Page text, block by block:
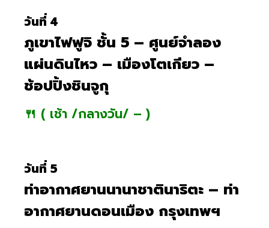
วันที่ 4
ภูเขาไฟฟูจิ ชั้น 5 – ศูนย์จำลอง
แผ่นดินไหว – เมืองโตเกียว –
ช้อปปิ้งชินจูกุ
🍴 ( เช้า /กลางวัน/ – )
วันที่ 5
ท่าอากาศยานนานาชาตินาริตะ – ท่า
อากาศยานดอนเมือง กรุงเทพฯ